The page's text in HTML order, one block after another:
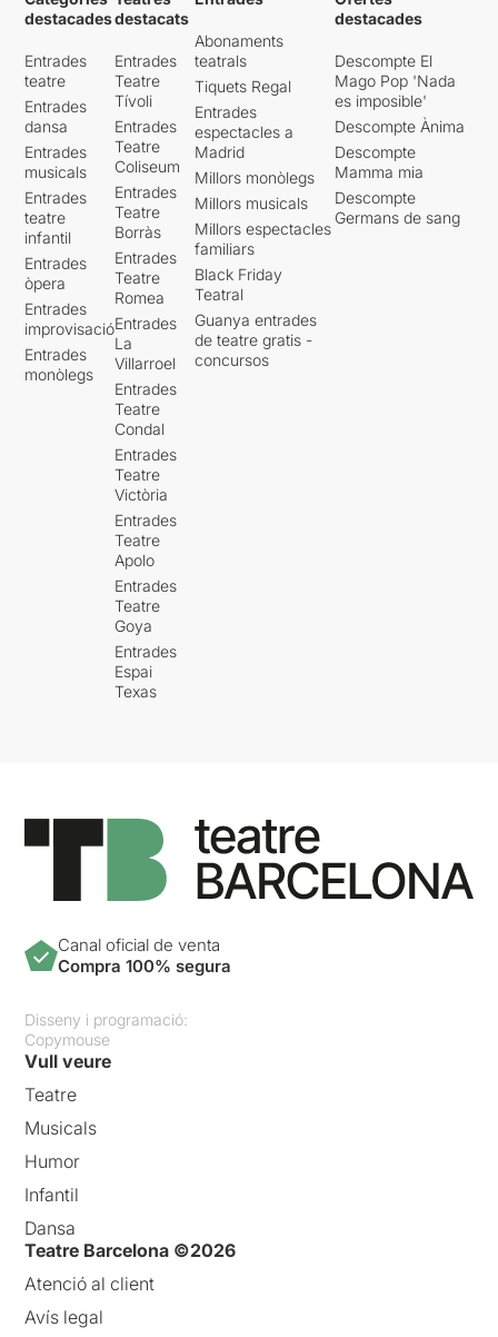
destacades
Entrades
teatre
Entrades
dansa
Entrades
musicals
Entrades
teatre
infantil
Entrades
òpera
Entrades
improvisació
Entrades
monòlegs
destacats
Entrades
Teatre
Tívoli
Entrades
Teatre
Coliseum
Entrades
Teatre
Borràs
Entrades
Teatre
Romea
Entrades
La
Villarroel
Entrades
Teatre
Condal
Entrades
Teatre
Victòria
Entrades
Teatre
Apolo
Entrades
Teatre
Goya
Entrades
Espai
Texas
Abonaments
teatrals
Tiquets Regal
Entrades
espectacles a
Madrid
Millors monòlegs
Millors musicals
Millors espectacles
familiars
Black Friday
Teatral
Guanya entrades
de teatre gratis -
concursos
destacades
Descompte El
Mago Pop 'Nada
es imposible'
Descompte Ànima
Descompte
Mamma mia
Descompte
Germans de sang
Canal oficial de venta
Compra 100% segura
Disseny i programació:
Copymouse
Vull veure
Teatre
Musicals
Humor
Infantil
Dansa
Teatre Barcelona ©2026
Atenció al client
Avís legal